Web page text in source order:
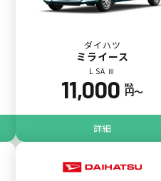
貯まる
で支払えるので、ポ
ダイハツ
ミライース
L SA Ⅲ
11,000 税込
円〜
詳細